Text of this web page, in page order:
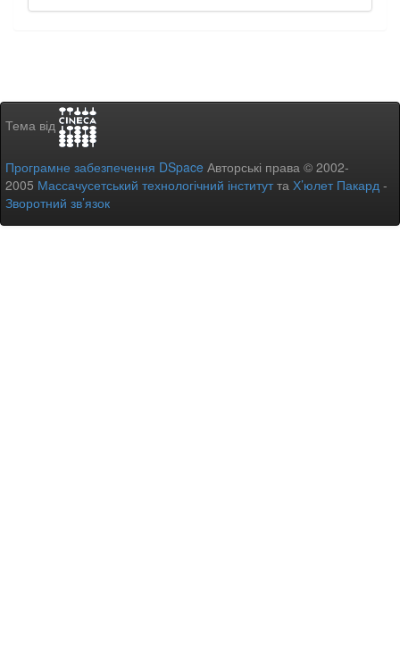
Тема від
Програмне забезпечення DSpace Авторські права © 2002-
2005 Массачусетський технологічний інститутта Х’юлет Пакард -
Зворотний зв’язок